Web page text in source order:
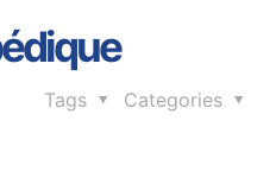
Categories
Tags